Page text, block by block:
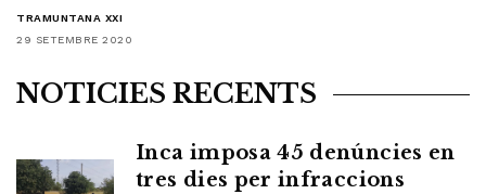
TRAMUNTANA XXI
29 SETEMBRE 2020
NOTÍCIES RECENTS
Inca imposa 45 denúncies en
tres dies per infraccions